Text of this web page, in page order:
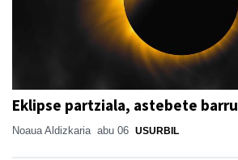
Eklipse partziala, astebete barru
Noaua Aldizkaria abu 06 USURBIL